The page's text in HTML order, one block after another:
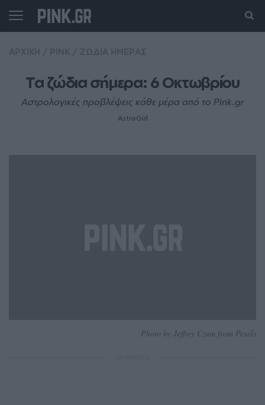
Τα ζώδια σήμερα: 6 Οκτωβρίου
Αστρολογικές προβλέψεις κάθε μέρα από το Pink.gr
AstroGirl
Photo by Jeffrey Czum from Pexels